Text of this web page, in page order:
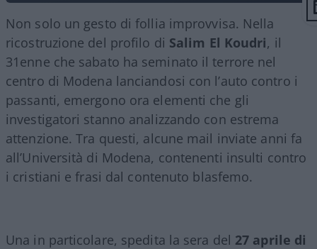
Non solo un gesto di follia improvvisa. Nella
ricostruzione del profilo di Salim El Koudri, il
31enne che sabato ha seminato il terrore nel
centro di Modena lanciandosi con l’auto contro i
passanti, emergono ora elementi che gli
investigatori stanno analizzando con estrema
attenzione. Tra questi, alcune mail inviate anni fa
all’Università di Modena, contenenti insulti contro
i cristiani e frasi dal contenuto blasfemo.
Una in particolare, spedita la sera del 27 aprile di